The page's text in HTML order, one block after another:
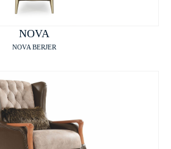
NOVA
NOVA BERJER